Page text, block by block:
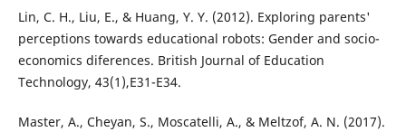
Lin, C. H., Liu, E., & Huang, Y. Y. (2012). Exploring parents'
perceptions towards educational robots: Gender and socio-
economics diferences. British Journal of Education
Technology, 43(1),E31-E34.
Master, A., Cheyan, S., Moscatelli, A., & Meltzof, A. N. (2017).